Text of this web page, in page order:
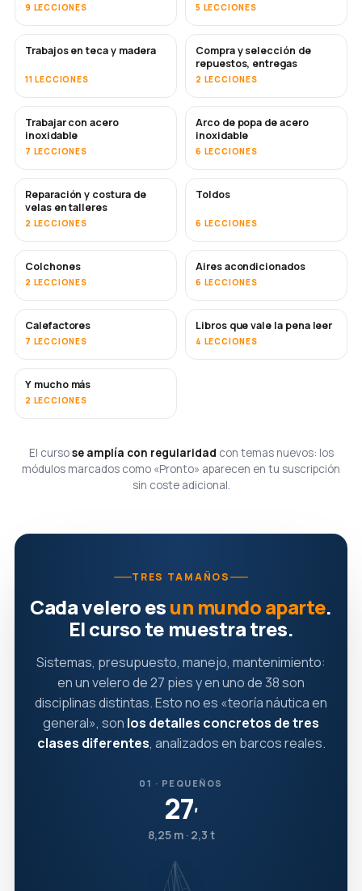
9 LECCIONES 5 LECCIONES
Trabajos en teca y madera
11 LECCIONES
PRONTO
Compra y selección de
repuestos, entregas
2 LECCIONES
PRONTO
Trabajar con acero
inoxidable
7 LECCIONES
Arco de popa de acero
inoxidable
6 LECCIONES
PRONTO
Reparación y costura de
velas en talleres
2 LECCIONES
Toldos
6 LECCIONES
Colchones
2 LECCIONES
PRONTO
Aires acondicionados
6 LECCIONES
PRONTO
Calefactores
7 LECCIONES
PRONTO
Libros que vale la pena leer
4 LECCIONES
PRONTO
Y mucho más
2 LECCIONES
El cursose amplía con regularidad con temas nuevos: los
módulos marcados como «Pronto» aparecen en tu suscripción
sin coste adicional.
TRES TAMAÑOS
Cada velero esun mundo aparte.
El curso te muestra tres.
Sistemas, presupuesto, manejo, mantenimiento:
en un velero de 27 pies y en uno de 38 son
disciplinas distintas. Esto no es «teoría náutica en
general», son los detalles concretos de tres
clases diferentes, analizados en barcos reales.
01 · PEQUEÑOS
27′
8,25 m · 2,3 t